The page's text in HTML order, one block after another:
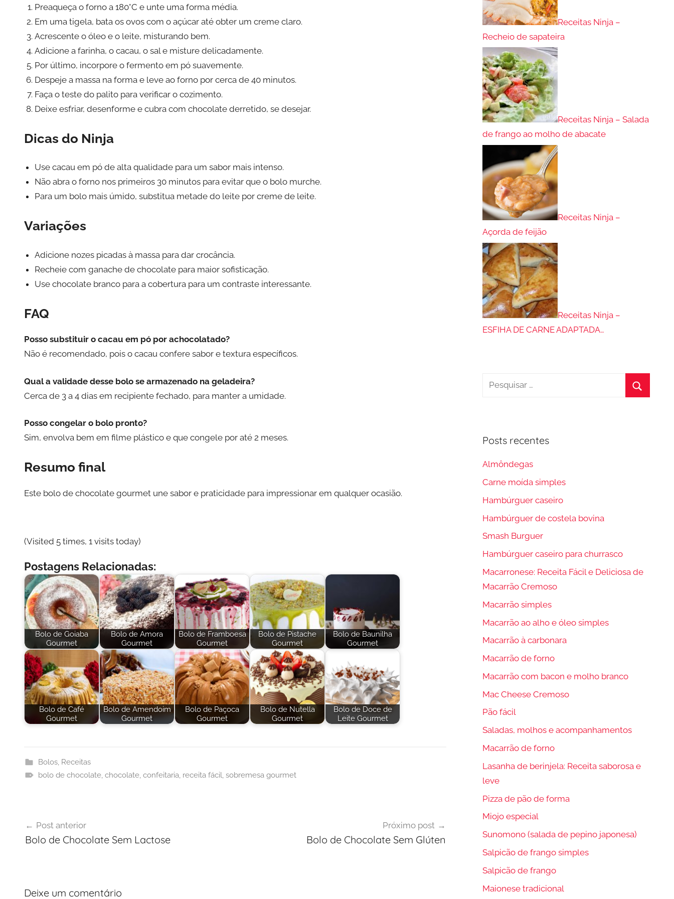
Preaqueça o forno a 180°C e unte uma forma média.
Em uma tigela, bata os ovos com o açúcar até obter um creme claro.
Acrescente o óleo e o leite, misturando bem.
Adicione a farinha, o cacau, o sal e misture delicadamente.
Por último, incorpore o fermento em pó suavemente.
Despeje a massa na forma e leve ao forno por cerca de 40 minutos.
Faça o teste do palito para verificar o cozimento.
Deixe esfriar, desenforme e cubra com chocolate derretido, se desejar.
Dicas do Ninja
Use cacau em pó de alta qualidade para um sabor mais intenso.
Não abra o forno nos primeiros 30 minutos para evitar que o bolo murche.
Para um bolo mais úmido, substitua metade do leite por creme de leite.
Variações
Adicione nozes picadas à massa para dar crocância.
Recheie com ganache de chocolate para maior sofisticação.
Use chocolate branco para a cobertura para um contraste interessante.
FAQ
Posso substituir o cacau em pó por achocolatado?
Não é recomendado, pois o cacau confere sabor e textura específicos.
Qual a validade desse bolo se armazenado na geladeira?
Cerca de 3 a 4 dias em recipiente fechado, para manter a umidade.
Posso congelar o bolo pronto?
Sim, envolva bem em filme plástico e que congele por até 2 meses.
Resumo final
Este bolo de chocolate gourmet une sabor e praticidade para impressionar em qualquer ocasião.
(Visited 5 times, 1 visits today)
Postagens Relacionadas:
Bolo de Goiaba
Gourmet
Bolo de Amora
Gourmet
Bolo de Framboesa
Gourmet
Bolo de Pistache
Gourmet
Bolo de Baunilha
Gourmet
Bolo de Café
Gourmet
Bolo de Amendoim
Gourmet
Bolo de Paçoca
Gourmet
Bolo de Nutella
Gourmet
Bolo de Doce de
Leite Gourmet
Bolos, Receitas
bolo de chocolate, chocolate, confeitaria, receita fácil, sobremesa gourmet
de
Post anterior
Bolo de Chocolate Sem Lactose
Próximo post
Bolo de Chocolate Sem Glúten
Deixe um comentário
Receitas Ninja –
Recheio de sapateira
Receitas Ninja – Salada
de frango ao molho de abacate
Receitas Ninja –
Açorda de feijão
Receitas Ninja –
ESFIHA DE CARNE ADAPTADA…
Pesquisar
Posts recentes
Almôndegas
Carne moída simples
Hambúrguer caseiro
Hambúrguer de costela bovina
Smash Burguer
Hambúrguer caseiro para churrasco
Macarronese: Receita Fácil e Deliciosa de
Macarrão Cremoso
Macarrão simples
Macarrão ao alho e óleo simples
Macarrão à carbonara
Macarrão de forno
Macarrão com bacon e molho branco
Mac Cheese Cremoso
Pão fácil
Saladas, molhos e acompanhamentos
Macarrão de forno
Lasanha de berinjela: Receita saborosa e
leve
Pizza de pão de forma
Miojo especial
Sunomono (salada de pepino japonesa)
Salpicão de frango simples
Salpicão de frango
Maionese tradicional